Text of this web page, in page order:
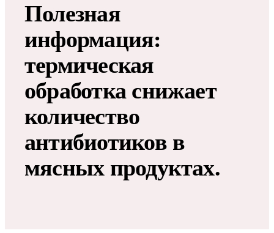
Полезная
информация:
термическая
обработка снижает
количество
антибиотиков в
мясных продуктах.